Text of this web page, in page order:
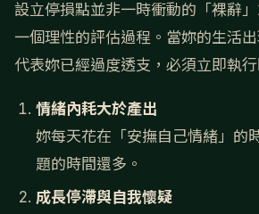
設立停損點並非一時衝動的「裸辭
一個理性的評估過程。當妳的生活
代表妳已經過度透支，必須立即執行
情緒內耗大於產出
妳每天花在「安撫自己情緒」的
題的時間還多。
成長停滯與自我懷疑